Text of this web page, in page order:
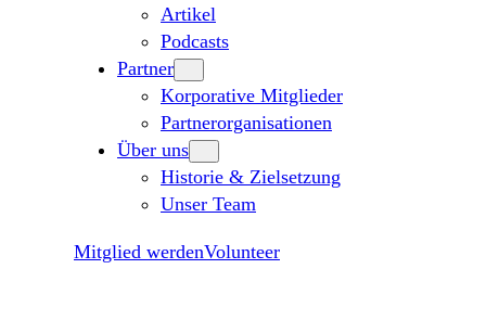
Artikel
Podcasts
Partner
Korporative Mitglieder
Partnerorganisationen
Über uns
Historie & Zielsetzung
Unser Team
Mitglied werdenVolunteer